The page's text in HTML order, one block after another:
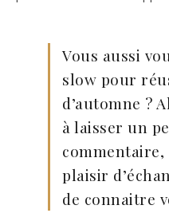
Vous aussi
slow pour
d’automne ?
à laisser un
commentaire,
plaisir
de connaitre